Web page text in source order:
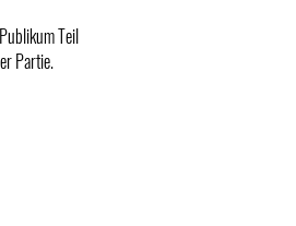
Teil
Partie.